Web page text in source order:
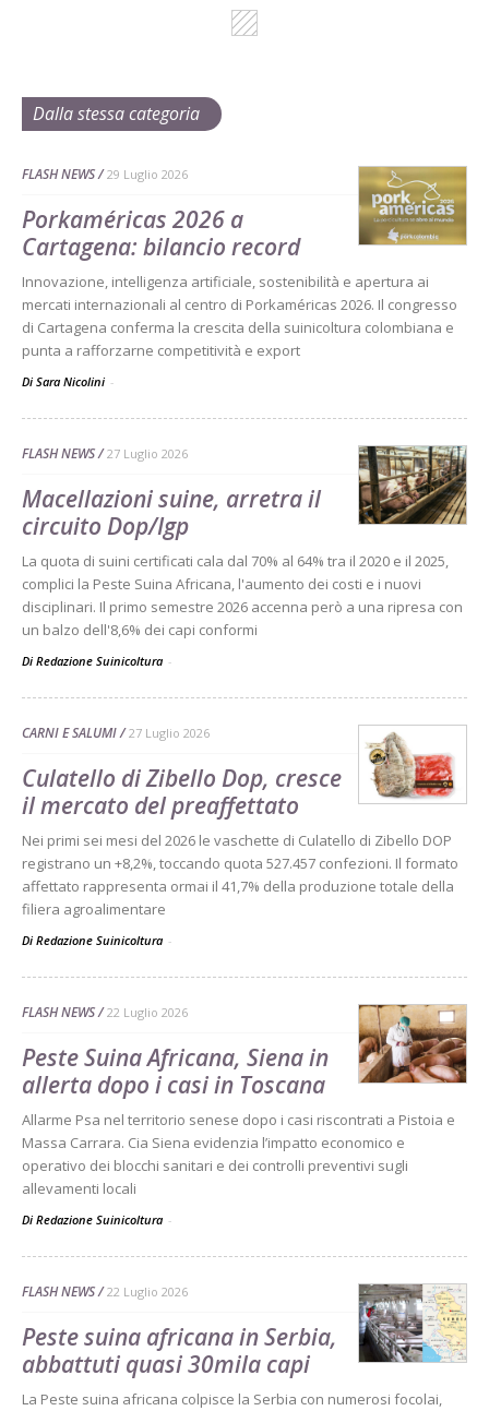
Dalla stessa categoria
FLASH NEWS 29 Luglio 2026
Porkaméricas 2026 a
Cartagena: bilancio record
Innovazione, intelligenza artificiale, sostenibilità e apertura ai
mercati internazionali al centro di Porkaméricas 2026. Il congresso
di Cartagena conferma la crescita della suinicoltura colombiana e
punta a rafforzarne competitività e export
Di Sara Nicolini -
FLASH NEWS 27 Luglio 2026
Macellazioni suine, arretra il
circuito Dop/Igp
La quota di suini certificati cala dal 70% al 64% tra il 2020 e il 2025,
complici la Peste Suina Africana, l'aumento dei costi e i nuovi
disciplinari. Il primo semestre 2026 accenna però a una ripresa con
un balzo dell'8,6% dei capi conformi
Di Redazione Suinicoltura -
CARNI E SALUMI 27 Luglio 2026
Culatello di Zibello Dop, cresce
il mercato del preaffettato
Nei primi sei mesi del 2026 le vaschette di Culatello di Zibello DOP
registrano un +8,2%, toccando quota 527.457 confezioni. Il formato
affettato rappresenta ormai il 41,7% della produzione totale della
filiera agroalimentare
Di Redazione Suinicoltura -
FLASH NEWS 22 Luglio 2026
Peste Suina Africana, Siena in
allerta dopo i casi in Toscana
Allarme Psa nel territorio senese dopo i casi riscontrati a Pistoia e
Massa Carrara. Cia Siena evidenzia l’impatto economico e
operativo dei blocchi sanitari e dei controlli preventivi sugli
allevamenti locali
Di Redazione Suinicoltura -
FLASH NEWS 22 Luglio 2026
Peste suina africana in Serbia,
abbattuti quasi 30mila capi
La Peste suina africana colpisce la Serbia con numerosi focolai,